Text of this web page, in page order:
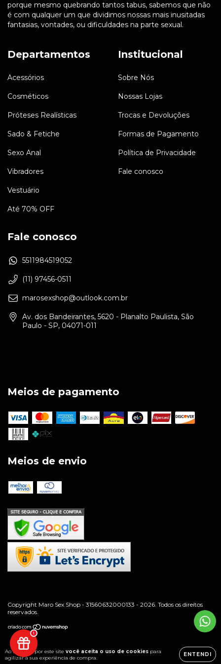
Ao navegar por este site você aceita o uso de cookies para
agilizar a sua experiência de compra.
ENTENDI
porque mesmo quebrando tantos tabus, sabemos que não
é com qualquer um que dividimos nossas mais inusitadas
fantasias, vontades, ou dificuldades na parte sexual.
Departamentos
Acessórios
Cosméticos
Próteses Realísticas
Sado & Fetiche
Sexo Anal
Vibradores
Vestuário
Até 70% OFF
Institucional
Sobre Nós
Nossas Lojas
Trocas e Devoluções
Formas de Pagamento
Política de Privacidade
Fale conosco
Fale conosco
5511984519052
(11) 97456-0511
marosexshop@outlook.com.br
Av. dos Bandeirantes, 5620 - Planalto Paulista, São
Paulo - SP, 04071-011
Meios de pagamento
Meios de envio
Copyright Maro Sex Shop - 31560632000133 - 2026. Todos os direitos
reservados.
1